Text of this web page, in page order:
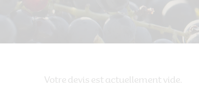
Votre devis est actuellement vide.